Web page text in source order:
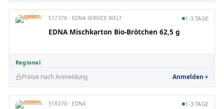
Regional
517378 · EDNA SERVICE WELT 1-3 TAGE
EDNA Mischkarton Bio-Brötchen 62,5 g
Preise nach Anmeldung Anmelden
518070 · EDNA 1-3 TAGE